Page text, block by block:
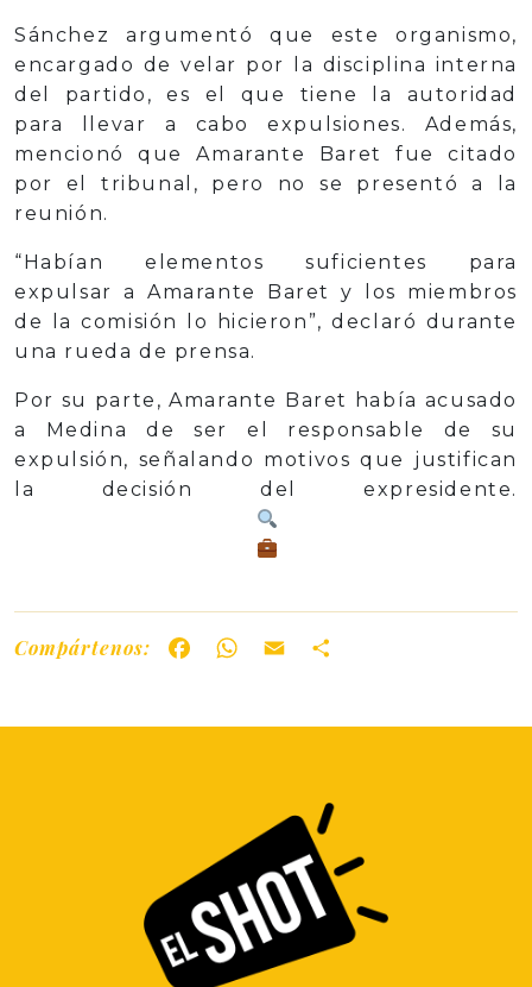
Sánchez argumentó que este organismo,
encargado de velar por la disciplina interna
del partido, es el que tiene la autoridad
para llevar a cabo expulsiones. Además,
mencionó que Amarante Baret fue citado
por el tribunal, pero no se presentó a la
reunión.
“Habían elementos suficientes para
expulsar a Amarante Baret y los miembros
de la comisión lo hicieron”, declaró durante
una rueda de prensa.
Por su parte, Amarante Baret había acusado
a Medina de ser el responsable de su
expulsión, señalando motivos que justifican
la decisión del expresidente.
Compártenos: FacebookWhatsApp
Email